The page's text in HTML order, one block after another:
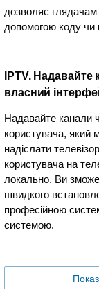
дозволяє
допомогою коду чи
IPTV.
власний
Надавайте канали
користувача, який
надіслати
користувача на
локально. Ви
швидкого
професійною
системою.